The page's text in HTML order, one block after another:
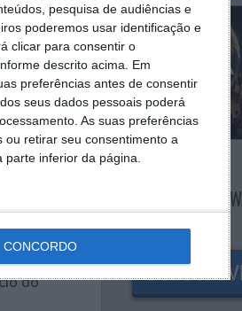
pesquisa de audiências e
poderemos usar identificação e
clicar para consentir o
descrito acima. Em
preferências antes de consentir
seus dados pessoais poderá
As suas preferências
ou retirar seu consentimento a
inferior da página.
CONCORDO
bem
a
e
e 2018
kg/m²)
do
NEWSLETTER